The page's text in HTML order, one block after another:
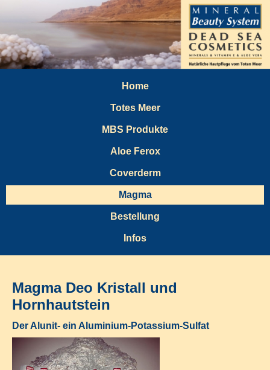
Home
Totes Meer
MBS Produkte
Aloe Ferox
Coverderm
Magma
Bestellung
Infos
Magma Deo Kristall und
Hornhautstein
Der Alunit- ein Aluminium-Potassium-Sulfat